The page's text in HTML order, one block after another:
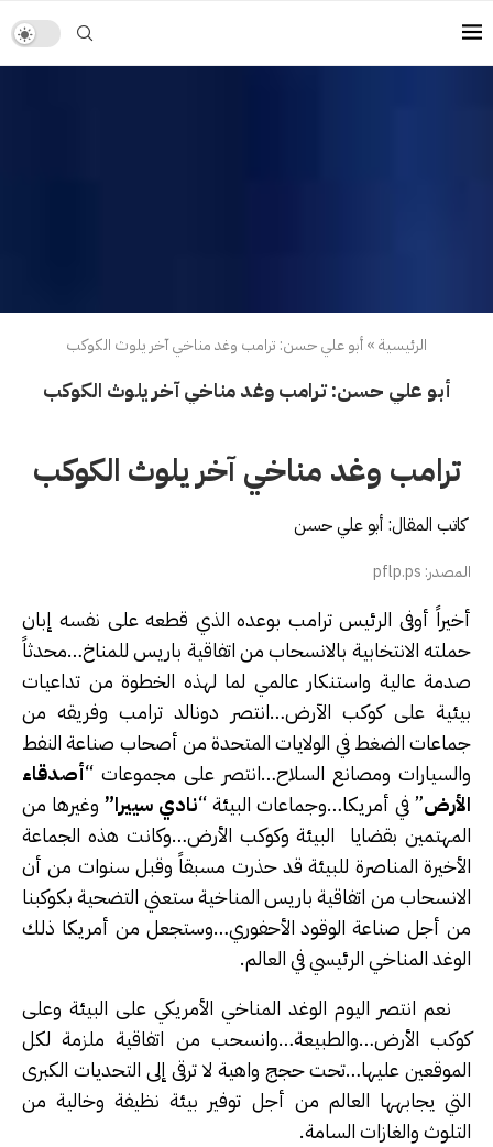
الرئيسية»أبو علي حسن: ترامب وغد مناخي آخر يلوث الكوكب
أبو علي حسن: ترامب وغد مناخي آخر يلوث الكوكب
ترامب وغد مناخي آخر يلوث الكوكب
كاتب المقال: أبو علي حسن
المصدر: pflp.ps
أخيراً أوفى الرئيس ترامب بوعده الذي قطعه على نفسه إبان
حملته الانتخابية بالانسحاب من اتفاقية باريس للمناخ…محدثاً
صدمة عالية واستنكار عالمي لما لهذه الخطوة من تداعيات
بيئية على كوكب الآرض…انتصر دونالد ترامب وفريقه من
جماعات الضغط في الولايات المتحدة من أصحاب صناعة النفط
والسيارات ومصانع السلاح…انتصر على مجموعات “أصدقاء
الأرض” في أمريكا…وجماعات البيئة “نادي سييرا” وغيرها من
المهتمين بقضايا البيئة وكوكب الأرض…وكانت هذه الجماعة
الأخيرة المناصرة للبيئة قد حذرت مسبقاً وقبل سنوات من أن
الانسحاب من اتفاقية باريس المناخية ستعني التضحية بكوكبنا
من أجل صناعة الوقود الأحفوري…وستجعل من أمريكا ذلك
الوغد المناخي الرئيسي في العالم.
نعم انتصر اليوم الوغد المناخي الأمريكي على البيئة وعلى
كوكب الأرض…والطبيعة…وانسحب من اتفاقية ملزمة لكل
الموقعين عليها…تحت حجج واهية لا ترقى إلى التحديات الكبرى
التي يجابهها العالم من أجل توفير بيئة نظيفة وخالية من
التلوث والغازات السامة.